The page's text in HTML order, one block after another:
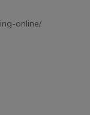
online/.